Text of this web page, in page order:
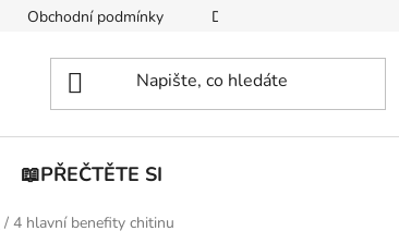
Obchodní podmínky Doprava a platba
📖PŘEČTĚTE SI
/ 4 hlavní benefity chitinu